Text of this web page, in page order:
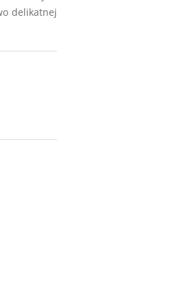
delikatnej